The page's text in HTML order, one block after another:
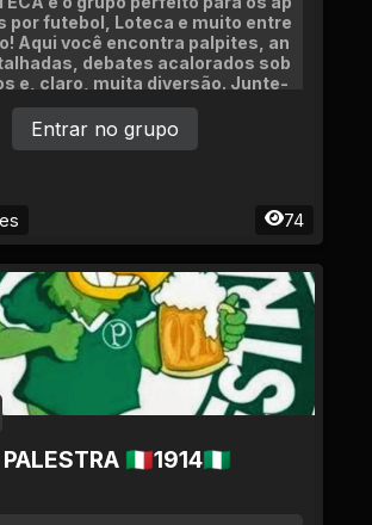
por futebol, Loteca e muito entre
Aqui você encontra palpites, an
debates acalorados sob
e, claro, muita diversão. Junte-
se a nós
74
Entrar no grupo
🇮🇹1914🇳🇬